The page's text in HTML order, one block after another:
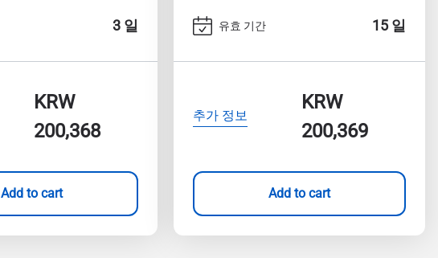
3 일
KRW
200,368
Add to cart
유효 기간 15 일
추가 정보
KRW
200,369
Add to cart